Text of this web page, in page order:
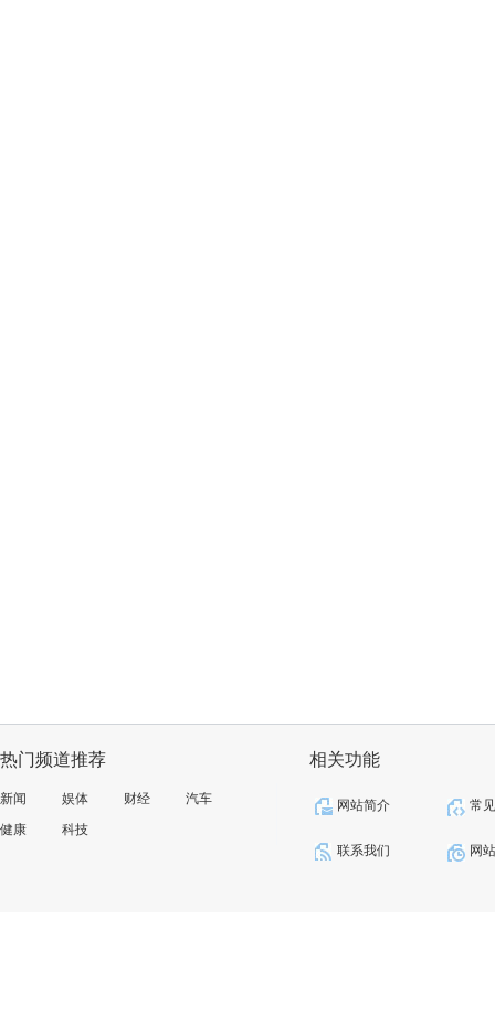
热门频道推荐
新闻 娱体 财经
汽车
健康
科技
相关功能
网站简介 常
联系我们 网